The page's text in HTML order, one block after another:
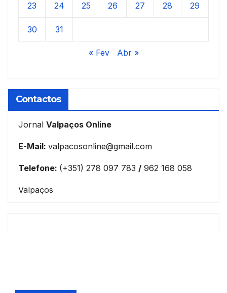
23 24 25 26 27 28 29
30 31
« Fev Abr »
Contactos
Jornal Valpaços Online
E-Mail: valpacosonline@gmail.com
Telefone: (+351) 278 097 783 / 962 168 058
Valpaços